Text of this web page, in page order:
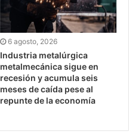
6 agosto, 2026
Industria metalúrgica
metalmecánica sigue en
recesión y acumula seis
meses de caída pese al
repunte de la economía